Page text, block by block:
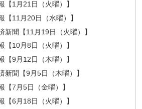
【1月21日（火曜）】
【11月20日（水曜）】
新聞【11月19日（火曜）】
【10月8日（火曜）】
【9月12日（木曜）】
新聞【9月5日（木曜）】
【7月5日（金曜）】
【6月18日（火曜）】